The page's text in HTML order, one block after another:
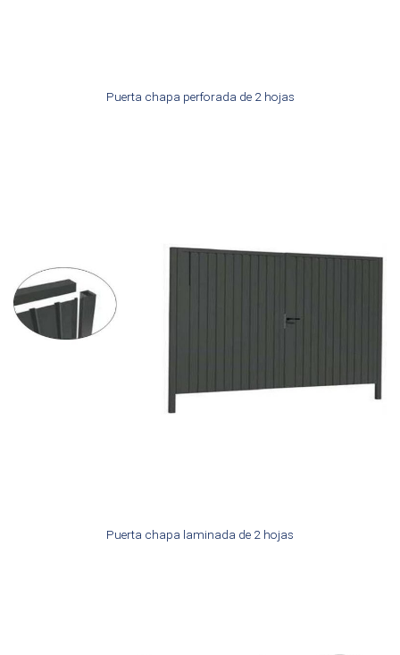
Puerta chapa perforada de 2 hojas
Puerta chapa laminada de 2 hojas